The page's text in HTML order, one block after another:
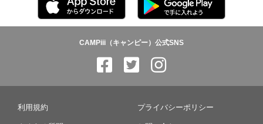
CAMPiii（キャンピー）公式SNS
利用規約 プライバシーポリシー